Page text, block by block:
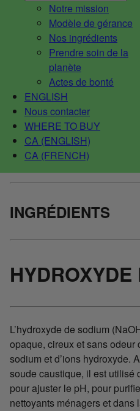
Notre mission
Modèle de gérance
Nos ingrédients
Prendre soin de la
planète
Actes de bonté
ENGLISH
Nous contacter
WHERE TO BUY
CA (ENGLISH)
CA (FRENCH)
INGRÉDIENTS
L’hydroxyde de sodium
opaque, cireux et sans odeur
sodium et d’ions hydroxyde.
soude caustique, il est utilisé
pour ajuster le pH, pour
nettoyants ménagers et dans